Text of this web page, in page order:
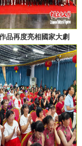
品再度亮相國家大劇
輝—中國當代美術名家
經典作品展”